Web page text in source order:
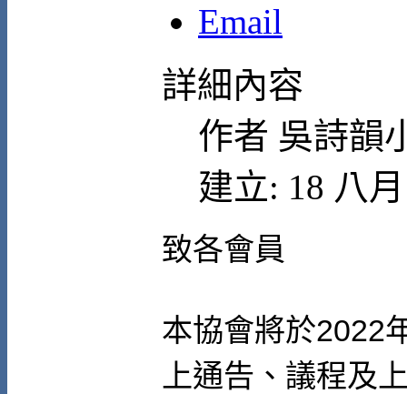
Email
詳細內容
作者 吳詩韻
建立: 18 八
致各會員
本協會將於2022
上通告、議程及